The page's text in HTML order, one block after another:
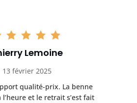
Lemoine
13 février 2025
qualité-prix. La benne
et le retrait s’est fait